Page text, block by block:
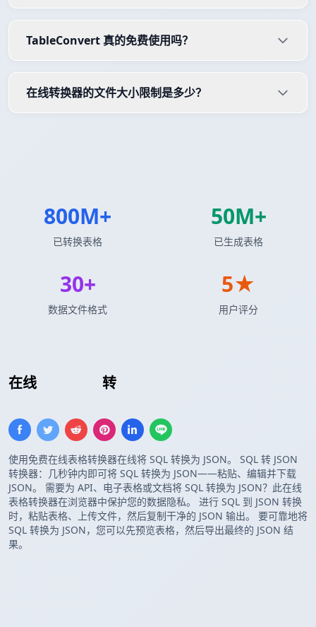
在线 转
使用免费在线表格转换器在线将 SQL 转换为 JSON。 SQL 转 JSON
转换器：几秒钟内即可将 SQL 转换为 JSON——粘贴、编辑并下载
JSON。 需要为 API、电子表格或文档将 SQL 转换为 JSON？此在线
表格转换器在浏览器中保护您的数据隐私。 进行 SQL 到 JSON 转换
时，粘贴表格、上传文件，然后复制干净的 JSON 输出。 要可靠地将
SQL 转换为 JSON，您可以先预览表格，然后导出最终的 JSON 结
果。
TableConvert 真的免费使用吗？
在线转换器的文件大小限制是多少？
800M+
已转换表格
50M+
已生成表格
30+
数据文件格式
5★
用户评分